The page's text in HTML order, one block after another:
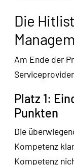
Die
Am Ende der
Platz 1:
Punkten
Die
Kompetenz
Kompetenz